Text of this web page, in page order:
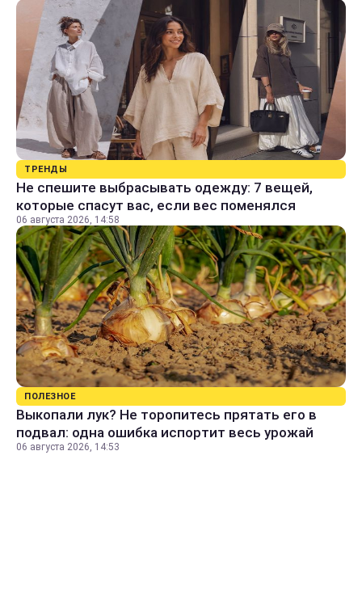
ТРЕНДЫ
Не спешите выбрасывать одежду: 7 вещей,
которые спасут вас, если вес поменялся
06 августа 2026, 14:58
ПОЛЕЗНОЕ
Выкопали лук? Не торопитесь прятать его в
подвал: одна ошибка испортит весь урожай
06 августа 2026, 14:53